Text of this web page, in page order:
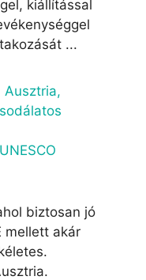
kiállítással
...
biztosan jó
mellett akár